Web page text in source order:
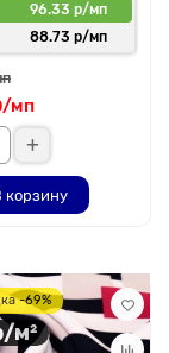
96.33 р/мп
88.73 р/мп
/мп
корзину
-69%
м²